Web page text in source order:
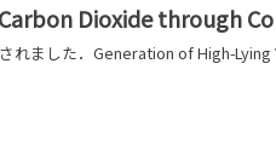
Dioxide through
ました．Generation of High-